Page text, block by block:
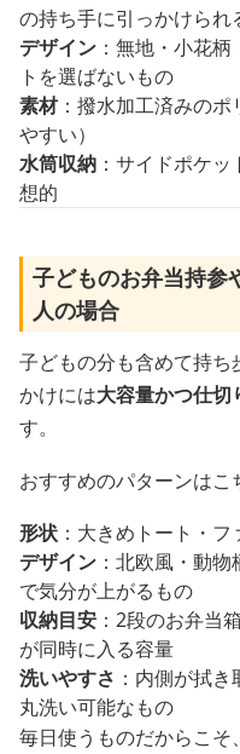
の持ち手に引っかけられ
デザイン ：無地・小花
トを選ばないもの
素材：撥水加工済みのポ
やすい）
水筒収納 ：サイドポケ
想的
子どものお弁当持参
人の場合
子どもの分も含めて持ち
かけには大容量かつ仕切
す。
おすすめのパターンはこ
形状 ：大きめトート・
デザイン ：北欧風・動
で気分が上がるもの
収納目安 ：2段のお弁当
が同時に入る容量
洗いやすさ ：内側が拭
丸洗い可能なもの
毎日使うものだからこ